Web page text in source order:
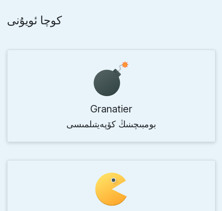
كوچا ئويۇنى
Granatier
بومبىچىنىڭ كۆپەيتىلمىسى